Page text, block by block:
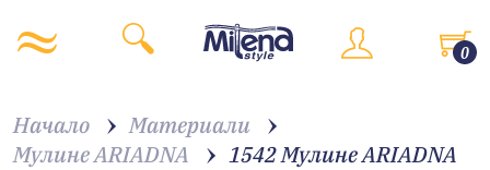
0
Начало
Материали
Мулине ARIADNA
1542 Мулине АRIADNA